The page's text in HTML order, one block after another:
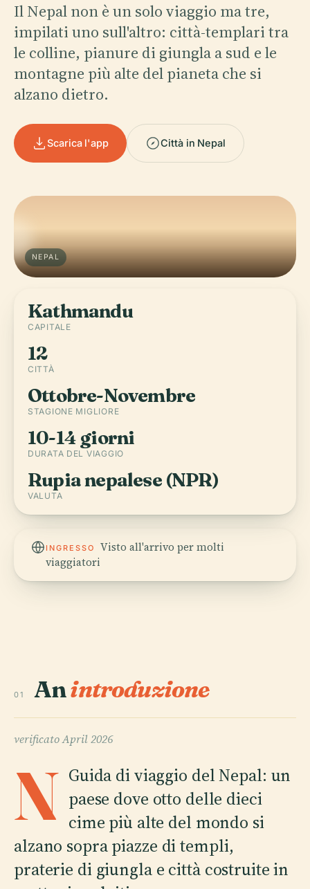
Il Nepal non è un solo viaggio ma tre,
impilati uno sull'altro: città-templari tra
le colline, pianure di giungla a sud e le
montagne più alte del pianeta che si
alzano dietro.
Scarica l'app Città in Nepal
NEPAL
Kathmandu
CAPITALE
12
CITTÀ
Ottobre-Novembre
STAGIONE MIGLIORE
10-14 giorni
DURATA DEL VIAGGIO
Rupia nepalese (NPR)
VALUTA
INGRESSO
Visto all'arrivo per molti
viaggiatori
01 Anintroduzione
verificatoApril 2026
N Guida di viaggio del Nepal: un
paese dove otto delle dieci
cime più alte del mondo si
alzano sopra piazze di templi,
praterie di giungla e città costruite in